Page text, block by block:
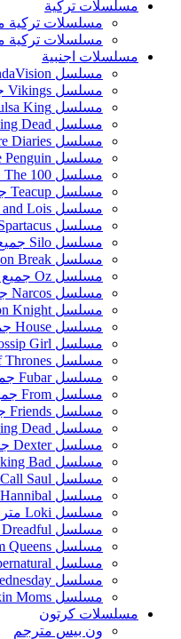
مسلسلات تركية
مسلسلات تركية
مسلسلات تركية
مسلسلات اجنبية
مسلسل WandaVision جميع المواسم
مسلسل Vikings جميع المواسم
مسلسل Tulsa King جميع المواسم
مسلسل The Walking Dead جميع المواسم
مسلسل The Vampire Diaries جميع المواسم
مسلسل The Penguin جميع المواسم
مسلسل The 100 جميع المواسم
مسلسل Teacup جميع المواسم
مسلسل Superman and Lois جميع المواسم
مسلسل Spartacus جميع المواسم
مسلسل Silo جميع المواسم
مسلسل Prison Break جميع المواسم
مسلسل Oz جميع المواسم
مسلسل Narcos جميع المواسم
مسلسل Moon Knight جميع المواسم
مسلسل House جميع المواسم
مسلسل Gossip Girl جميع المواسم
مسلسل Game of Thrones جميع المواسم
مسلسل Fubar جميع المواسم
مسلسل From جميع المواسم
مسلسل Friends جميع المواسم
مسلسل Fear the Walking Dead جميع المواسم
مسلسل Dexter جميع المواسم
مسلسل Breaking Bad جميع المواسم
مسلسل Better Call Saul جميع المواسم
مسلسل Hannibal مترجم جميع المواسم
مسلسل Loki مترجم جميع المواسم
مسلسل Penny Dreadful مترجم جميع المواسم
مسلسل Scream Queens مترجم جميع المواسم
مسلسل Supernatural مترجم جميع المواسم
مسلسل Wednesday مترجم جميع المواسم
مسلسل Workin Moms مترجم جميع المواسم
مسلسلات كرتون
ون بيس مترجم